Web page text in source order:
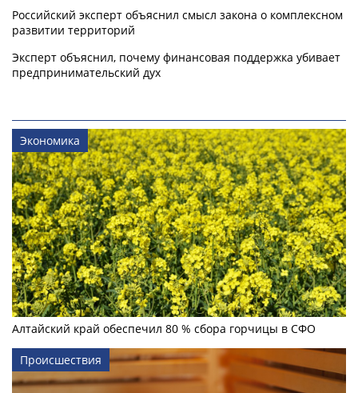
Российский эксперт объяснил смысл закона о комплексном
развитии территорий
Эксперт объяснил, почему финансовая поддержка убивает
предпринимательский дух
Экономика
Алтайский край обеспечил 80 % сбора горчицы в СФО
Происшествия